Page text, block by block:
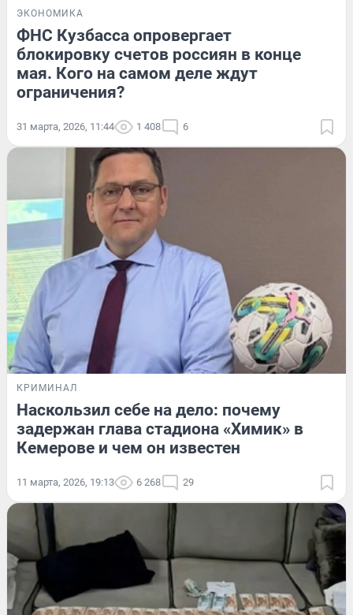
ЭКОНОМИКА
ФНС Кузбасса опровергает
блокировку счетов россиян в конце
мая. Кого на самом деле ждут
ограничения?
31 марта, 2026, 11:44 1 408 6
КРИМИНАЛ
Наскользил себе на дело: почему
задержан глава стадиона «Химик» в
Кемерове и чем он известен
11 марта, 2026, 19:13 6 268 29